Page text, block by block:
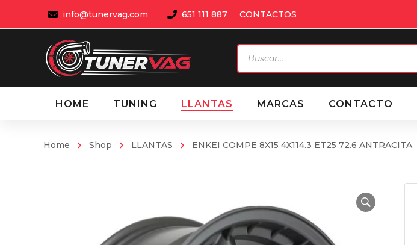
info@tunervag.com 651 111 887 CONTACTOS
de
productos
HOME TUNING LLANTAS MARCAS CONTACTO
Home Shop LLANTAS ENKEI COMPE 8X15 4X114.3 ET25 72.6 ANTRACITA